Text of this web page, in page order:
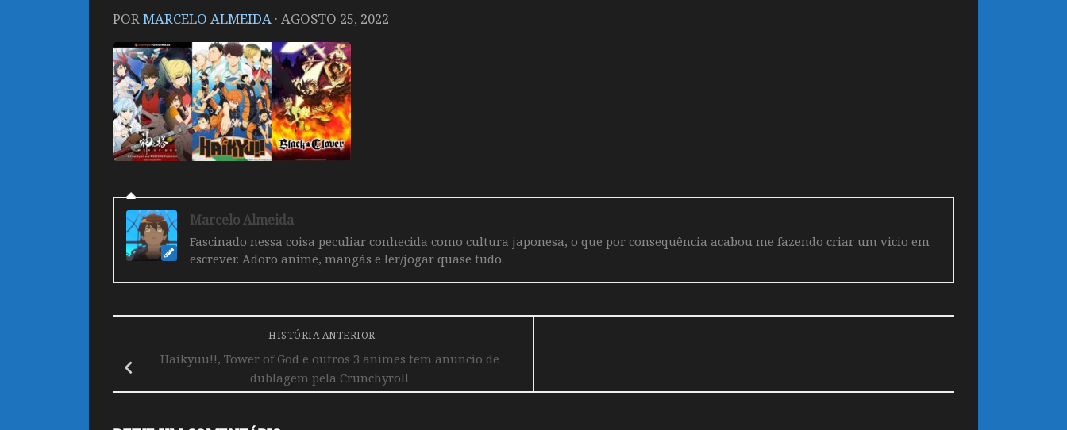
PORMARCELO ALMEIDA · AGOSTO 25, 2022
Marcelo Almeida
Fascinado nessa coisa peculiar conhecida como cultura japonesa, o que por consequência acabou me fazendo criar um vicio em
escrever. Adoro anime, mangás e ler/jogar quase tudo.
HISTÓRIA ANTERIOR
Haikyuu!!, Tower of God e outros 3 animes tem anuncio de
dublagem pela Crunchyroll